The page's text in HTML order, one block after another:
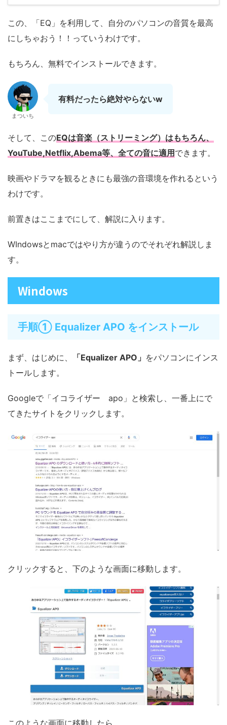
この、「EQ」を利用して、自分のパソコンの音質を最高
にしちゃおう！！っていうわけです。
もちろん、無料でインストールできます。
まついち
有料だったら絶対やらないw
そして、このEQは音楽（ストリーミング）はもちろん、
YouTube,Netflix,Abema等、全ての音に適用できます。
映画やドラマを観るときにも最強の音環境を作れるという
わけです。
前置きはここまでにして、解説に入ります。
WIndowsとmacではやり方が違うのでそれぞれ解説しま
す。
Windows
手順① Equalizer APO をインストール
まず、はじめに、 「Equalizer APO」 をパソコンにインス
トールします。
Googleで「イコライザー apo」と検索し、一番上にで
てきたサイトをクリックします。
クリックすると、下のような画面に移動します。
このような画面に移動したら、